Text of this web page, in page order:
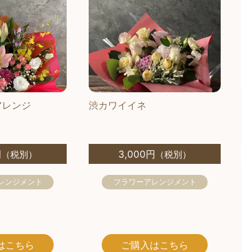
ンジ
（税別）
ンジメント
こちら
渋カワイイネ
3,000円 （税別）
フラワーアレンジメント
ご購入 はこちら